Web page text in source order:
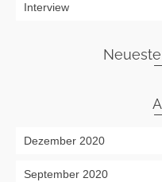
Interview
Dezember 2020
September 2020